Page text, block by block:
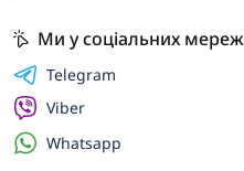
Ми у соціальних
Telegram
Viber
Whatsapp